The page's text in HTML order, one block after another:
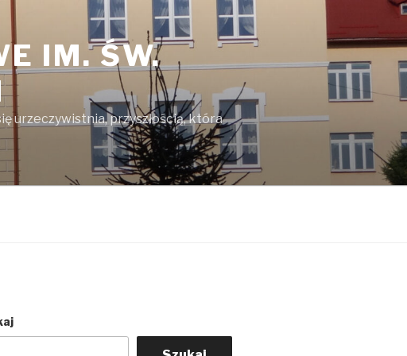
IM. ŚW.
urzeczywistnia, przyszłością, która